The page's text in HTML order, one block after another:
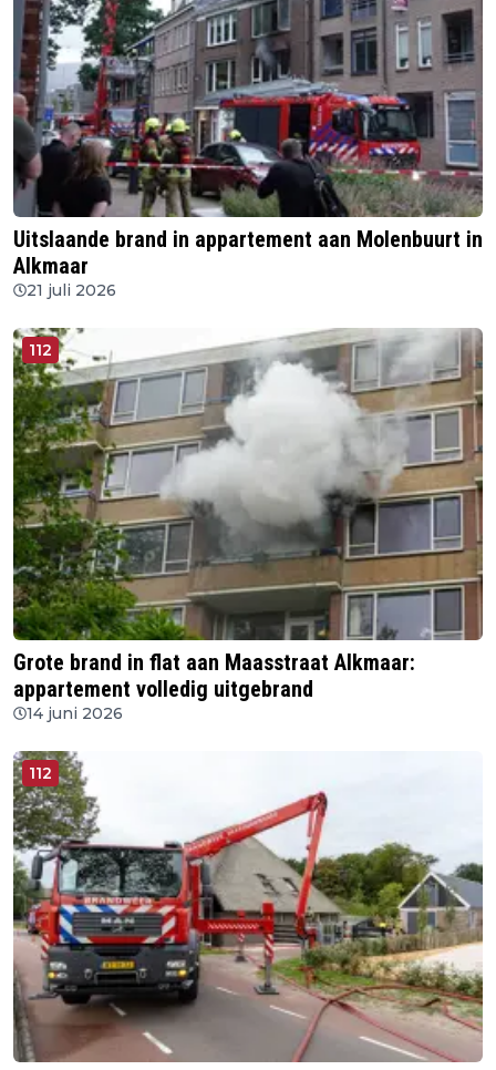
Uitslaande brand in appartement aan Molenbuurt in
Alkmaar
21 juli 2026
112
Grote brand in flat aan Maasstraat Alkmaar:
appartement volledig uitgebrand
14 juni 2026
112